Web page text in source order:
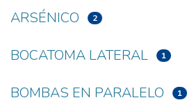
ARSÉNICO 2
BOCATOMA LATERAL 1
BOMBAS EN PARALELO 1